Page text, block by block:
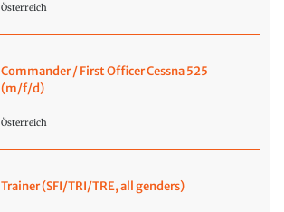
Österreich
Commander / First Officer Cessna 525
(m/f/d)
Österreich
Trainer (SFI/TRI/TRE, all genders)